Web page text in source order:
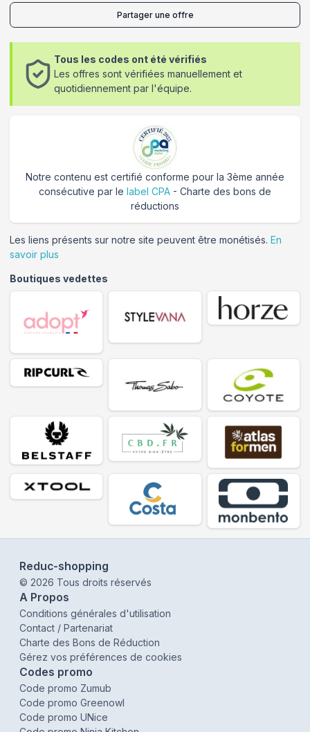
Partager une offre
Tous les codes ont été vérifiés
Les offres sont vérifiées manuellement et
quotidiennement par l'équipe.
Notre contenu est certifié conforme pour la 3ème année
consécutive par le label CPA - Charte des bons de
réductions
Les liens présents sur notre site peuvent être monétisés. En
savoir plus
Boutiques vedettes
Reduc-shopping
© 2026 Tous droits réservés
A Propos
Conditions générales d'utilisation
Contact / Partenariat
Charte des Bons de Réduction
Gérez vos préférences de cookies
Codes promo
Code promo Zumub
Code promo Greenowl
Code promo UNice